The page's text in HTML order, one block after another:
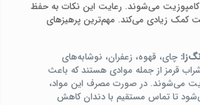
می‌شوند. رعایت این نکات به حفظ
کمک زیادی می‌کند. مهم‌ترین پرهیزهای
چای، قهوه، زعفران، نوشابه‌های
قرمز از جمله موادی هستند که باعث
می‌شوند. در صورت مصرف این مواد،
تا تماس مستقیم با دندان کاهش